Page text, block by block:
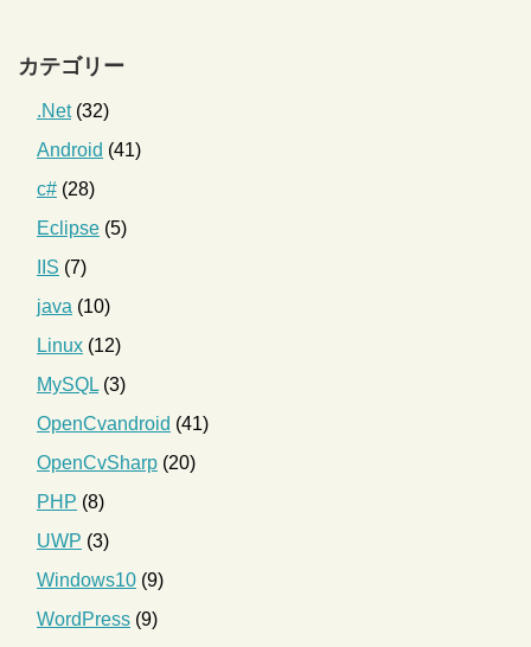
カテゴリー
.Net(32)
Android (41)
c# (28)
Eclipse (5)
IIS (7)
java (10)
Linux (12)
MySQL (3)
OpenCvandroid (41)
OpenCvSharp (20)
PHP (8)
UWP (3)
Windows10 (9)
WordPress (9)